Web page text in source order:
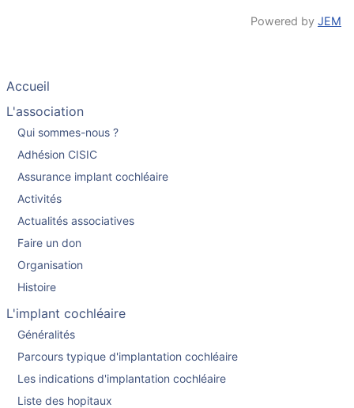
Powered by JEM
Accueil
L'association
Qui sommes-nous ?
Adhésion CISIC
Assurance implant cochléaire
Activités
Actualités associatives
Faire un don
Organisation
Histoire
L'implant cochléaire
Généralités
Parcours typique d'implantation cochléaire
Les indications d'implantation cochléaire
Liste des hopitaux